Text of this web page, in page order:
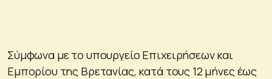
Σύμφωνα με το υπουργείο Επιχειρήσεων και
Εμπορίου της Βρετανίας, κατά τους 12 μήνες έως